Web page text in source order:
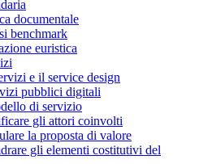
documentale
benchmark
euristica
e il service design
pubblici digitali
di servizio
gli attori coinvolti
la proposta di valore
gli elementi costitutivi del